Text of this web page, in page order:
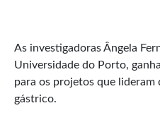
As investigadoras Ângela
Universidade do Porto,
para os projetos que
gástrico.